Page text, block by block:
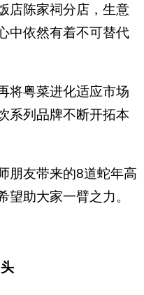
店陈家祠分店，生意
中依然有着不可替代
将粤菜进化适应市场
系列品牌不断开拓本
朋友带来的8道蛇年高
望助大家一臂之力。